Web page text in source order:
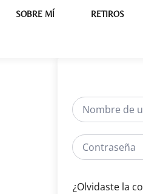
SOBRE MÍ RETIROS
¿Olvidaste la